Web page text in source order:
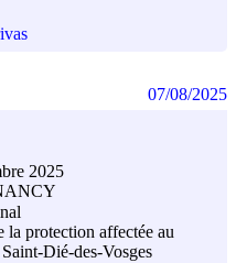
2025
la protection affectée au
Dié-des-Vosges
07/08/2025